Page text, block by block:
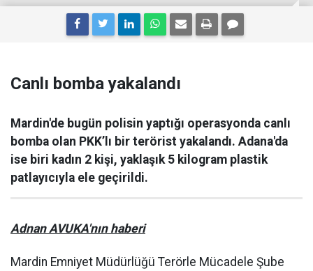
Canlı bomba yakalandı
Mardin'de bugün polisin yaptığı operasyonda canlı
bomba olan PKK’lı bir terörist yakalandı. Adana'da
ise biri kadın 2 kişi, yaklaşık 5 kilogram plastik
patlayıcıyla ele geçirildi.
Adnan AVUKA'nın haberi
Mardin Emniyet Müdürlüğü Terörle Mücadele Şube